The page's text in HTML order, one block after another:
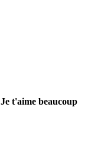
Je t'aime beaucoup